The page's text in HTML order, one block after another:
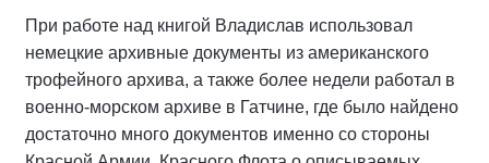
При работе над книгой Владислав использовал
немецкие архивные документы из американского
трофейного архива, а также более недели работал в
военно-морском архиве в Гатчине, где было найдено
достаточно много документов именно со стороны